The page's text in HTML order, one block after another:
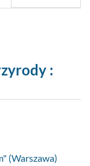
:
(Warszawa)